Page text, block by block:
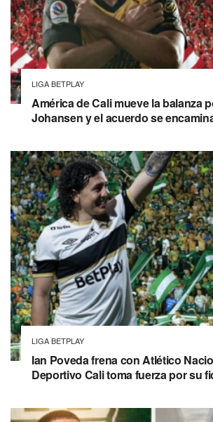
LIGA BETPLAY
América de Cali mueve la balanza
Johansen y el acuerdo se
LIGA BETPLAY
Ian Poveda frena con Atlético
Deportivo Cali toma fuerza por su